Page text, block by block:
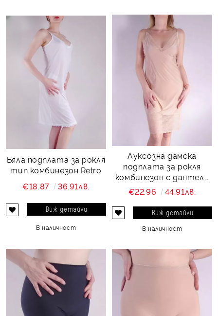
Бяла подплата за рокля
тип комбинезон Retro
€18.87
36.91лв.
Виж детайли
В наличност
Луксозна дамска
подплата за рокля
комбинезон с дантела
Favorite beige
€22.96 44.91лв.
Виж детайли
В наличност